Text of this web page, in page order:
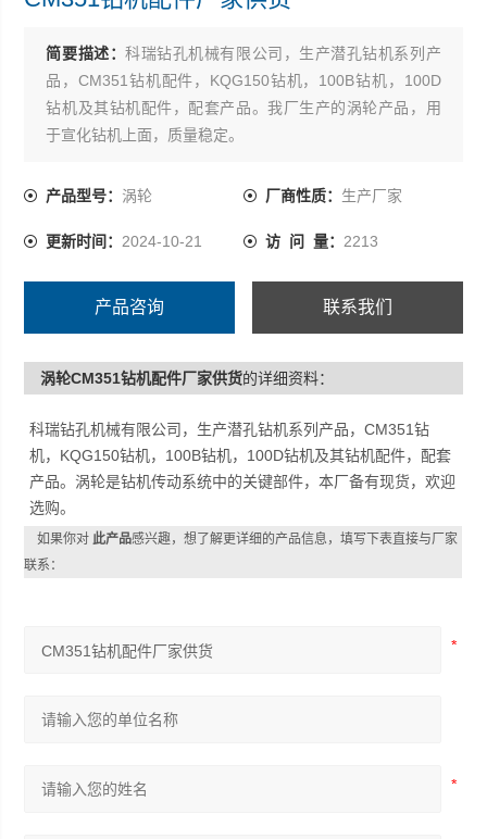
简要描述：科瑞钻孔机械有限公司，生产潜孔钻机系列产
品，CM351钻机配件，KQG150钻机，100B钻机，100D
钻机及其钻机配件，配套产品。我厂生产的涡轮产品，用
于宣化钻机上面，质量稳定。
产品型号： 涡轮 厂商性质： 生产厂家
更新时间： 2024-10-21 访 问 量： 2213
产品咨询 联系我们
涡轮CM351钻机配件厂家供货的详细资料：
科瑞钻孔机械有限公司，生产潜孔钻机系列产品，CM351钻
机，KQG150钻机，100B钻机，100D钻机及其钻机配件，配套
产品。涡轮是钻机传动系统中的关键部件，本厂备有现货，欢迎
选购。
如果你对此产品感兴趣，想了解更详细的产品信息，填写下表直接与厂家
联系：